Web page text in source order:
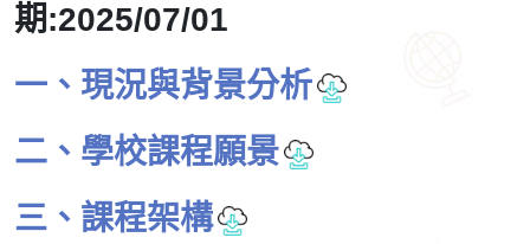
期:2025/07/01
一、現況與背景分析
二、學校課程願景
三、課程架構